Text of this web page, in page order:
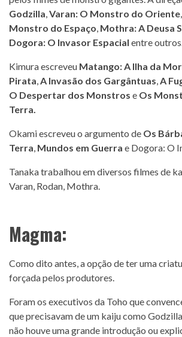
Godzilla,Varan: O Monstro do Oriente,
Monstro do Espaço, Mothra: A Deusa
Dogora: O Invasor Espacial entre
Kimura escreveu Matango: A Ilha da
Pirata,A Invasão dos Gargântuas,A
O Despertar dos Monstros e Os
Terra.
Okami escreveu o argumento de Os
Terra, Mundos em Guerra e Dogora: O
Tanaka trabalhou em diversos filmes de
Varan, Rodan, Mothra.
Magma:
Como dito antes, a opção de ter uma
forçada pelos produtores.
Foram os executivos da Toho que
que precisavam de um kaiju como
não houve uma grande introdução ou